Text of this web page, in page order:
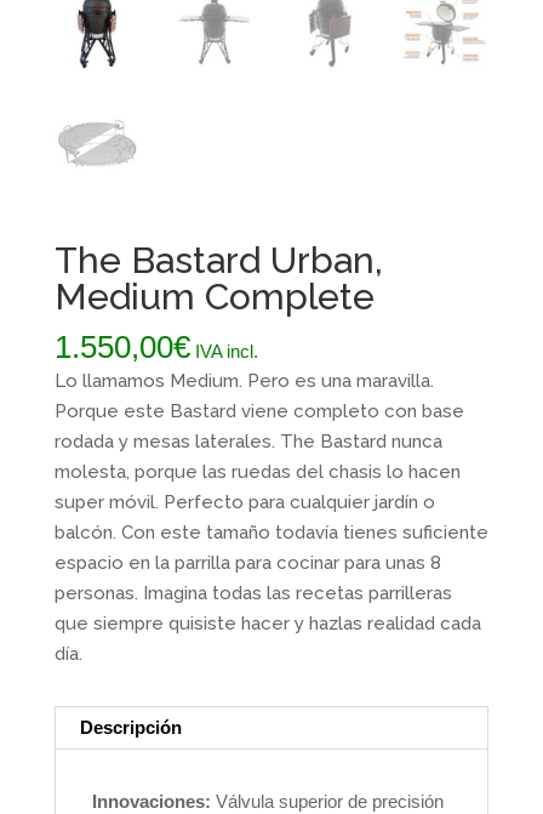
The Bastard Urban,
Medium Complete
1.550,00€ IVA incl.
Lo llamamos Medium. Pero es una maravilla.
Porque este Bastard viene completo con base
rodada y mesas laterales. The Bastard nunca
molesta, porque las ruedas del chasis lo hacen
super móvil. Perfecto para cualquier jardín o
balcón. Con este tamaño todavía tienes suficiente
espacio en la parrilla para cocinar para unas 8
personas. Imagina todas las recetas parrilleras
que siempre quisiste hacer y hazlas realidad cada
día.
Descripción
Innovaciones: Válvula superior de precisión